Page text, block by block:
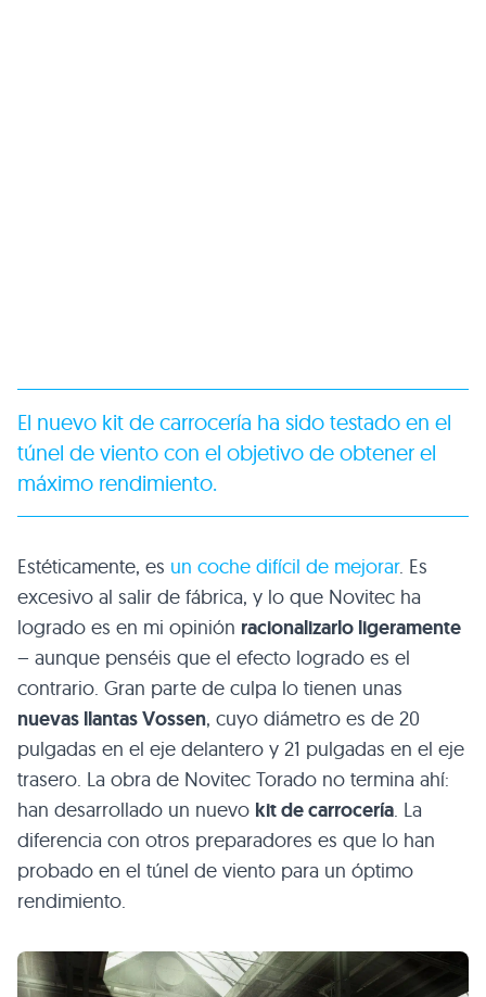
El nuevo kit de carrocería ha sido testado en el
túnel de viento con el objetivo de obtener el
máximo rendimiento.
Estéticamente, es un coche difícil de mejorar. Es
excesivo al salir de fábrica, y lo que Novitec ha
logrado es en mi opinión racionalizarlo ligeramente
– aunque penséis que el efecto logrado es el
contrario. Gran parte de culpa lo tienen unas
nuevas llantas Vossen, cuyo diámetro es de 20
pulgadas en el eje delantero y 21 pulgadas en el eje
trasero. La obra de Novitec Torado no termina ahí:
han desarrollado un nuevo kit de carrocería. La
diferencia con otros preparadores es que lo han
probado en el túnel de viento para un óptimo
rendimiento.